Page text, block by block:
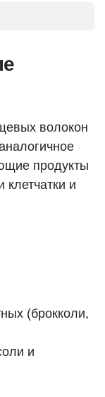
волокон
продукты
и
(брокколи,
и